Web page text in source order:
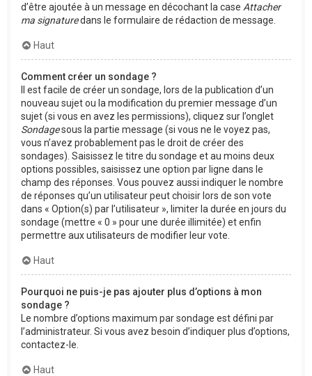
d’être ajoutée à un message en décochant la case Attacher
ma signaturedans le formulaire de rédaction de message.
Haut
Comment créer un sondage ?
Il est facile de créer un sondage, lors de la publication d’un
nouveau sujet ou la modification du premier message d’un
sujet (si vous en avez les permissions), cliquez sur l’onglet
Sondagesous la partie message (si vous ne le voyez pas,
vous n’avez probablement pas le droit de créer des
sondages). Saisissez le titre du sondage et au moins deux
options possibles, saisissez une option par ligne dans le
champ des réponses. Vous pouvez aussi indiquer le nombre
de réponses qu’un utilisateur peut choisir lors de son vote
dans « Option(s) par l’utilisateur », limiter la durée en jours du
sondage (mettre « 0 » pour une durée illimitée) et enfin
permettre aux utilisateurs de modifier leur vote.
Haut
Pourquoi ne puis-je pas ajouter plus d’options à mon
sondage ?
Le nombre d’options maximum par sondage est défini par
l’administrateur. Si vous avez besoin d’indiquer plus d’options,
contactez-le.
Haut